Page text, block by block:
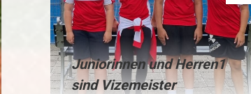
Juniorinnen und Herren1
sind Vizemeister